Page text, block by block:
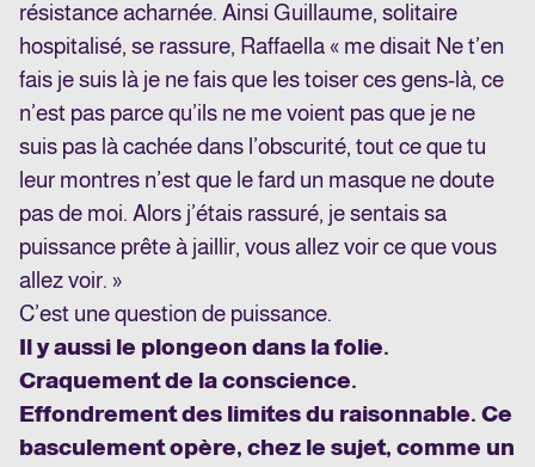
résistance acharnée. Ainsi Guillaume, solitaire
hospitalisé, se rassure, Raffaella « me disait Ne t’en
fais je suis là je ne fais que les toiser ces gens-là, ce
n’est pas parce qu’ils ne me voient pas que je ne
suis pas là cachée dans l’obscurité, tout ce que tu
leur montres n’est que le fard un masque ne doute
pas de moi. Alors j’étais rassuré, je sentais sa
puissance prête à jaillir, vous allez voir ce que vous
allez voir. »
C’est une question de puissance.
Il y aussi le plongeon dans la folie.
Craquement de la conscience.
Effondrement des limites du raisonnable. Ce
basculement opère, chez le sujet, comme un